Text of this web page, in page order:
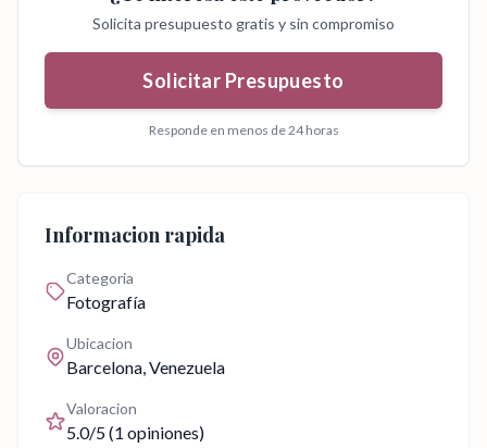
Solicita presupuesto gratis y sin compromiso
Solicitar Presupuesto
Responde en menos de 24 horas
Informacion rapida
Categoria
Fotografía
Ubicacion
Barcelona, Venezuela
Valoracion
5.0/5 (1 opiniones)